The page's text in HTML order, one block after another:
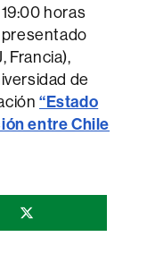
horas
presentado
Francia),
de
“Estado
entre Chile